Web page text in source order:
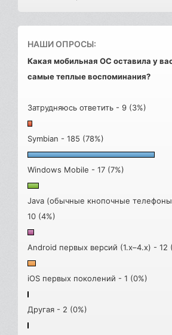
НАШИ ОПРОСЫ:
Какая мобильная ОС оставила у
самые теплые воспоминания?
Затрудняюсь ответить - 9 (3%)
Symbian - 185 (78%)
Windows Mobile - 17 (7%)
Java (обычные кнопочные
10 (4%)
Android первых версий (1.x–4.x) - 12
iOS первых поколений - 1 (0%)
Другая - 2 (0%)